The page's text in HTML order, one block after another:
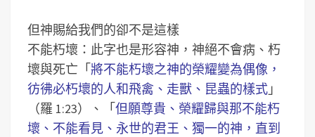
但神賜給我們的卻不是這樣
不能朽壞：此字也是形容神，神絕不會病、朽
壞與死亡「將不能朽壞之神的榮耀變為偶像，
彷彿必朽壞的人和飛禽、走獸、昆蟲的樣式 」
（羅 1:23）、「但願尊貴、榮耀歸與那不能朽
壞、不能看見、永世的君王、獨一的神，直到